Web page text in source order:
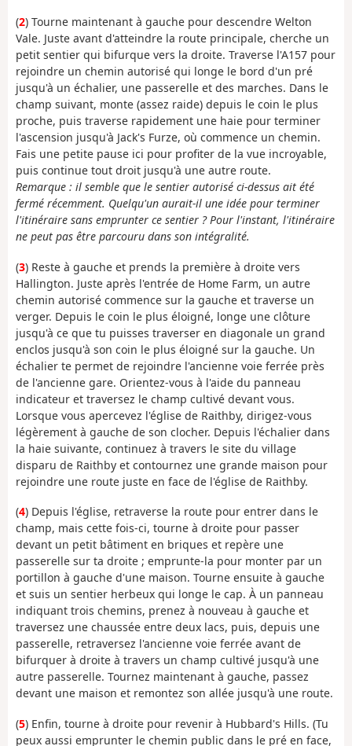
(2) Tourne maintenant à gauche pour descendre Welton
Vale. Juste avant d'atteindre la route principale, cherche un
petit sentier qui bifurque vers la droite. Traverse l'A157 pour
rejoindre un chemin autorisé qui longe le bord d'un pré
jusqu'à un échalier, une passerelle et des marches. Dans le
champ suivant, monte (assez raide) depuis le coin le plus
proche, puis traverse rapidement une haie pour terminer
l'ascension jusqu'à Jack's Furze, où commence un chemin.
Fais une petite pause ici pour profiter de la vue incroyable,
puis continue tout droit jusqu'à une autre route.
Remarque : il semble que le sentier autorisé ci-dessus ait été
fermé récemment. Quelqu'un aurait-il une idée pour terminer
l'itinéraire sans emprunter ce sentier ? Pour l'instant, l'itinéraire
ne peut pas être parcouru dans son intégralité.
(3) Reste à gauche et prends la première à droite vers
Hallington. Juste après l'entrée de Home Farm, un autre
chemin autorisé commence sur la gauche et traverse un
verger. Depuis le coin le plus éloigné, longe une clôture
jusqu'à ce que tu puisses traverser en diagonale un grand
enclos jusqu'à son coin le plus éloigné sur la gauche. Un
échalier te permet de rejoindre l'ancienne voie ferrée près
de l'ancienne gare. Orientez-vous à l'aide du panneau
indicateur et traversez le champ cultivé devant vous.
Lorsque vous apercevez l'église de Raithby, dirigez-vous
légèrement à gauche de son clocher. Depuis l'échalier dans
la haie suivante, continuez à travers le site du village
disparu de Raithby et contournez une grande maison pour
rejoindre une route juste en face de l'église de Raithby.
(4) Depuis l'église, retraverse la route pour entrer dans le
champ, mais cette fois-ci, tourne à droite pour passer
devant un petit bâtiment en briques et repère une
passerelle sur ta droite ; emprunte-la pour monter par un
portillon à gauche d'une maison. Tourne ensuite à gauche
et suis un sentier herbeux qui longe le cap. À un panneau
indiquant trois chemins, prenez à nouveau à gauche et
traversez une chaussée entre deux lacs, puis, depuis une
passerelle, retraversez l'ancienne voie ferrée avant de
bifurquer à droite à travers un champ cultivé jusqu'à une
autre passerelle. Tournez maintenant à gauche, passez
devant une maison et remontez son allée jusqu'à une route.
(5) Enfin, tourne à droite pour revenir à Hubbard's Hills. (Tu
peux aussi emprunter le chemin public dans le pré en face,